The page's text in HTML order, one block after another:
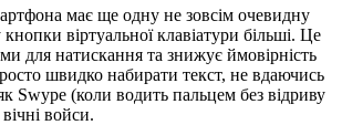
має ще одну не зовсім очевидну
віртуальної клавіатури більші. Це
для натискання та знижує ймовірність
швидко набирати текст, не вдаючись
Swype (коли водить пальцем без відриву
войси.